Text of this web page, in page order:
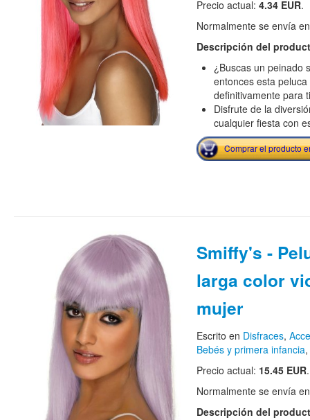
Precio actual: 4.34 EUR.
Normalmente se envía
Descripción del
¿Buscas un peinado
entonces esta
definitivamente para ti
Disfrute de la
cualquier fiesta con
Comprar el producto
Smiffy's -
larga color
mujer
Escrito en Disfraces,
Bebés y primera infancia,
Precio actual: 15.45 EUR.
Normalmente se envía
Descripción del